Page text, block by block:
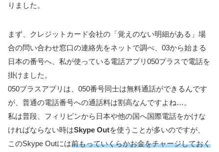
りました。
まず、クレジットカード会社の「覚えのない明細がある」場
合の問い合わせ窓口の連絡先をネットで調べ、03から始まる
日本の番号へ、私が使っている電話アプリ050プラスで電話を
掛けました。
050プラスアプリは、050番号同士は無料通話ができるんです
が、普通の電話番号への通話料は割高なんですよね…。
私は普段、フィリピンから日本や他の国へ国際電話をかけな
ければならない時はSkype Outを使うことが多いのですが、
このSkype Outには前もっていくらかお金をチャージしておく